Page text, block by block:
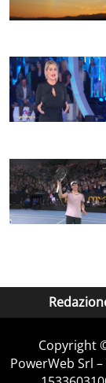
Copyright
PowerWeb Srl –